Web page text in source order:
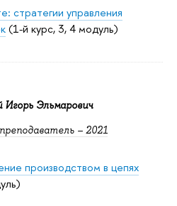
стратегии управления
(1-й курс, 3, 4 модуль)
Игорь Эльмарович
– 2021
производством в цепях